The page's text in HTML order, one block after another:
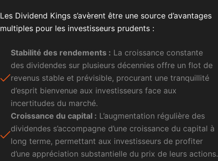
Les Dividend Kings s’avèrent être une source d’avantages
multiples pour les investisseurs prudents :
Stabilité des rendements : La croissance constante
des dividendes sur plusieurs décennies offre un flot de
revenus stable et prévisible, procurant une tranquillité
d’esprit bienvenue aux investisseurs face aux
incertitudes du marché.
Croissance du capital : L’augmentation régulière des
dividendes s’accompagne d’une croissance du capital à
long terme, permettant aux investisseurs de profiter
d’une appréciation substantielle du prix de leurs actions.